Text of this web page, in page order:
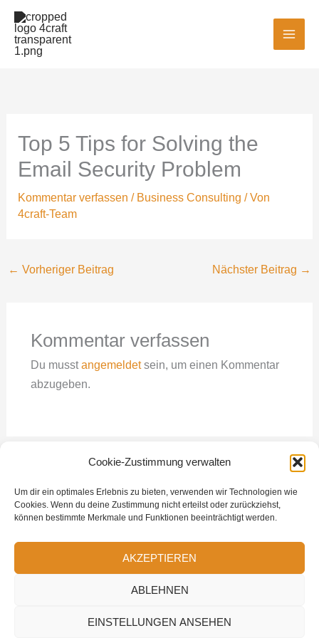
Cookie-Zustimmung verwalten
Um dir ein optimales Erlebnis zu bieten, verwenden wir Technologien wie
Cookies. Wenn du deine Zustimmung nicht erteilst oder zurückziehst,
können bestimmte Merkmale und Funktionen beeinträchtigt werden.
AKZEPTIEREN
ABLEHNEN
EINSTELLUNGEN ANSEHEN
Zum
Inhalt
springen
Top 5 Tips for Solving the
Email Security Problem
Kommentar verfassen / Business Consulting / Von
4craft-Team
← Vorheriger Beitrag Nächster Beitrag →
Kommentar verfassen
Du musstangemeldetsein, um einen Kommentar
abzugeben.
4craft GmbH - Otto-Hesse-Str. 19b - 64293 Darmstadt | Telefon:
+49 6151 5033490 | Email: info@4craft.de